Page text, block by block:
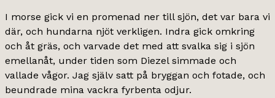
I morse gick vi en promenad ner till sjön, det var bara vi
där, och hundarna njöt verkligen. Indra gick omkring
och åt gräs, och varvade det med att svalka sig i sjön
emellanåt, under tiden som Diezel simmade och
vallade vågor. Jag själv satt på bryggan och fotade, och
beundrade mina vackra fyrbenta odjur.